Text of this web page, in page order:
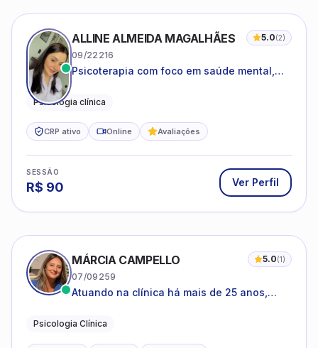
ALLINE ALMEIDA MAGALHÃES 5.0(2)
09/22216
Psicoterapia com foco em saúde mental,
adolescentes e adultos.
Psicologia clínica
CRP ativo Online Avaliações
SESSÃO
R$ 90 Ver Perfil
MÁRCIA CAMPELLO 5.0(1)
07/09259
Atuando na clínica há mais de 25 anos,
estruturas, com experiência em
Psicologia Clínica